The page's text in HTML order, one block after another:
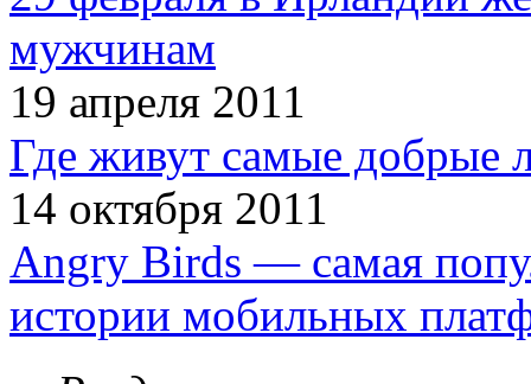
мужчинам
19 апреля 2011
Где живут самые добрые
14 октября 2011
Angry Birds — самая
истории мобильных